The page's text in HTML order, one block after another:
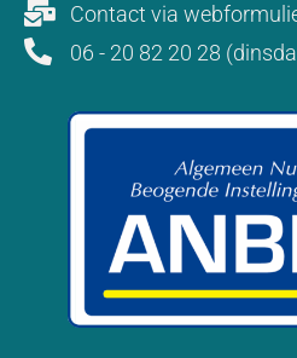
Contact via
06 - 20 82 20 28